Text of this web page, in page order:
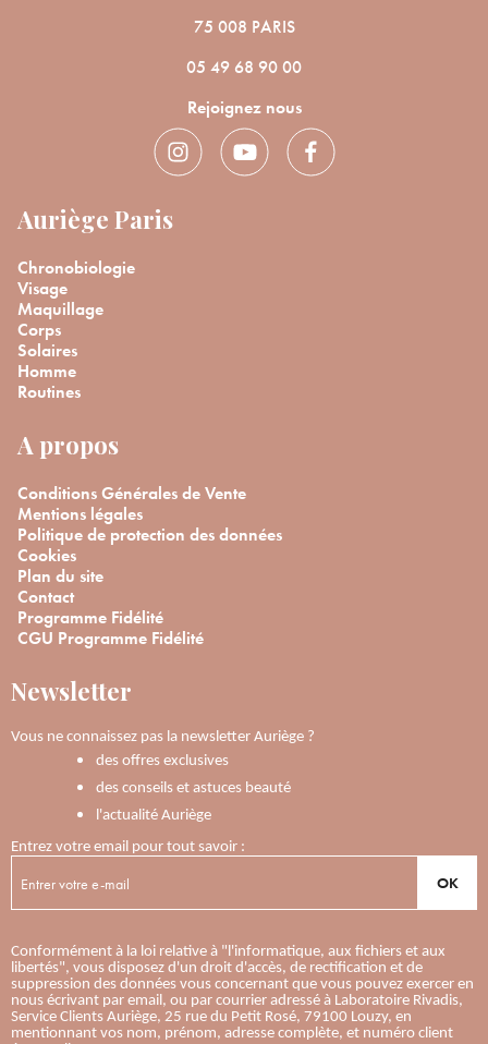
75 008 PARIS
05 49 68 90 00
Rejoignez nous
Auriège Paris
Chronobiologie
Visage
Maquillage
Corps
Solaires
Homme
Routines
A propos
Conditions Générales de Vente
Mentions légales
Politique de protection des données
Cookies
Plan du site
Contact
Programme Fidélité
CGU Programme Fidélité
Newsletter
Vous ne connaissez pas la newsletter Auriège ?
des offres exclusives
des conseils et astuces beauté
l'actualité Auriège
Entrez votre email pour tout savoir :
OK
Conformément à la loi relative à "l'informatique, aux fichiers et aux
libertés", vous disposez d'un droit d'accès, de rectification et de
suppression des données vous concernant que vous pouvez exercer en
nous écrivant par email, ou par courrier adressé à Laboratoire Rivadis,
Service Clients Auriège, 25 rue du Petit Rosé, 79100 Louzy, en
mentionnant vos nom, prénom, adresse complète, et numéro client